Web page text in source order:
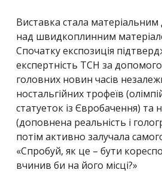
Виставка стала
над швидкоплинним
Спочатку експозиція
експертність ТСН за
головних новин часів
ностальгійних трофеїв
статуеток із Євробачення) та
(доповнена реальність і
потім активно залучала
«Спробуй, як це – бути
вчинив би на його місці?»